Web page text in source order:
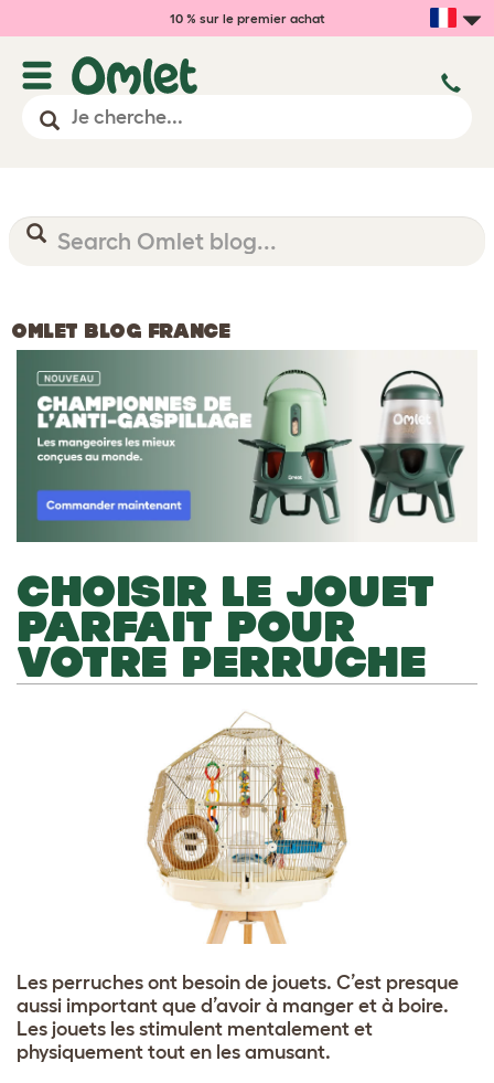
10 % sur le premier achat
OMLET BLOG FRANCE
CHOISIR LE JOUET
PARFAIT POUR
VOTRE PERRUCHE
Les perruches ont besoin de jouets. C’est presque
aussi important que d’avoir à manger et à boire.
Les jouets les stimulent mentalement et
physiquement tout en les amusant.